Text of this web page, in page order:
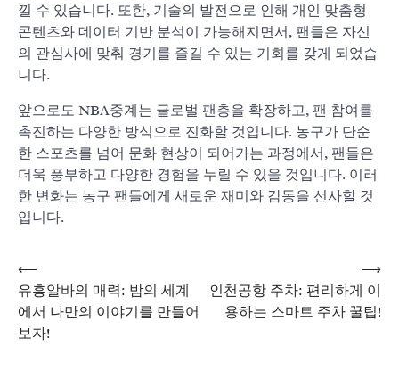
낄 수 있습니다. 또한, 기술의 발전으로 인해 개인 맞춤형
콘텐츠와 데이터 기반 분석이 가능해지면서, 팬들은 자신
의 관심사에 맞춰 경기를 즐길 수 있는 기회를 갖게 되었습
니다.
앞으로도 NBA중계는 글로벌 팬층을 확장하고, 팬 참여를
촉진하는 다양한 방식으로 진화할 것입니다. 농구가 단순
한 스포츠를 넘어 문화 현상이 되어가는 과정에서, 팬들은
더욱 풍부하고 다양한 경험을 누릴 수 있을 것입니다. 이러
한 변화는 농구 팬들에게 새로운 재미와 감동을 선사할 것
입니다.
글
탐
⟵
유흥알바의 매력: 밤의 세계
에서 나만의 이야기를 만들어
보자!
인천공항 주차: 편리하게 이
용하는 스마트 주차 꿀팁!
⟶